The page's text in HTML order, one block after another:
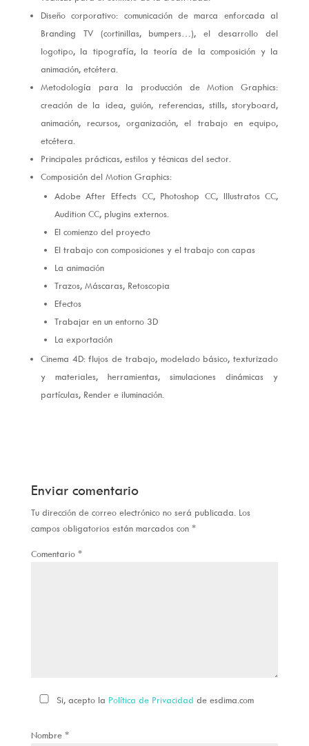
Diseño corporativo: comunicación de marca enforcada al
Branding TV (cortinillas, bumpers…), el desarrollo del
logotipo, la tipografía, la teoría de la composición y la
animación, etcétera.
Metodología para la producción de Motion Graphics:
creación de la idea, guión, referencias, stills, storyboard,
animación, recursos, organización, el trabajo en equipo,
etcétera.
Principales prácticas, estilos y técnicas del sector.
Composición del Motion Graphics:
Adobe After Effects CC, Photoshop CC, Illustratos CC,
Audition CC, plugins externos.
El comienzo del proyecto
El trabajo con composiciones y el trabajo con capas
La animación
Trazos, Máscaras, Retoscopia
Efectos
Trabajar en un entorno 3D
La exportación
Cinema 4D: flujos de trabajo, modelado básico, texturizado
y materiales, herramientas, simulaciones dinámicas y
partículas, Render e iluminación.
Enviar comentario
Tu dirección de correo electrónico no será publicada. Los
campos obligatorios están marcados con *
Comentario *
Si, acepto la Política de Privacidad de esdima.com
Nombre *